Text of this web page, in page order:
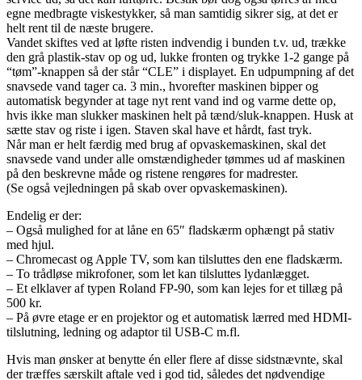
egne medbragte viskestykker, så man samtidig sikrer sig, at det er
helt rent til de næste brugere.
Vandet skiftes ved at løfte risten indvendig i bunden t.v. ud, trække
den grå plastik-stav op og ud, lukke fronten og trykke 1-2 gange på
“tøm”-knappen så der står “CLE” i displayet. En udpumpning af det
snavsede vand tager ca. 3 min., hvorefter maskinen bipper og
automatisk begynder at tage nyt rent vand ind og varme dette op,
hvis ikke man slukker maskinen helt på tænd/sluk-knappen. Husk at
sætte stav og riste i igen. Staven skal have et hårdt, fast tryk.
Når man er helt færdig med brug af opvaskemaskinen, skal det
snavsede vand under alle omstændigheder tømmes ud af maskinen
på den beskrevne måde og ristene rengøres for madrester.
(Se også vejledningen på skab over opvaskemaskinen).
Endelig er der:
– Også mulighed for at låne en 65″ fladskærm ophængt på stativ
med hjul.
– Chromecast og Apple TV, som kan tilsluttes den ene fladskærm.
– To trådløse mikrofoner, som let kan tilsluttes lydanlægget.
– Et elklaver af typen Roland FP-90, som kan lejes for et tillæg på
500 kr.
– På øvre etage er en projektor og et automatisk lærred med HDMI-
tilslutning, ledning og adaptor til USB-C m.fl.
Hvis man ønsker at benytte én eller flere af disse sidstnævnte, skal
der træffes særskilt aftale ved i god tid, således det nødvendige